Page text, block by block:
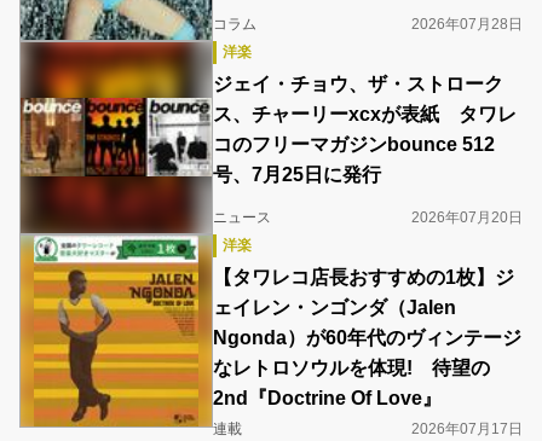
コラム
2026年07月28日
洋楽
ジェイ・チョウ、ザ・ストローク
ス、チャーリーxcxが表紙 タワレ
コのフリーマガジンbounce 512
号、7月25日に発行
ニュース
2026年07月20日
洋楽
【タワレコ店長おすすめの1枚】ジ
ェイレン・ンゴンダ（Jalen
Ngonda）が60年代のヴィンテージ
なレトロソウルを体現! 待望の
2nd『Doctrine Of Love』
連載
2026年07月17日